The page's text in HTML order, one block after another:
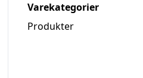
Varekategorier
Produkter